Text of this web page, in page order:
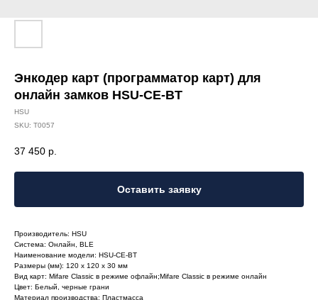
Энкодер карт (программатор карт) для
онлайн замков HSU-CE-BT
HSU
SKU: T0057
37 450 р.
Оставить заявку
Производитель: HSU
Система: Онлайн, BLE
Наименование модели: HSU-CE-BT
Размеры (мм): 120 x 120 x 30 мм
Вид карт: Mifare Classic в режиме офлайн;Mifare Classic в режиме онлайн
Цвет: Белый, черные грани
Материал производства: Пластмасса